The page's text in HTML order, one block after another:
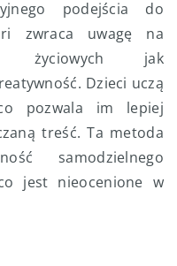
podejścia do
zwraca uwagę na
życiowych jak
Dzieci uczą
pozwala im lepiej
treść. Ta metoda
samodzielnego
jest nieocenione w